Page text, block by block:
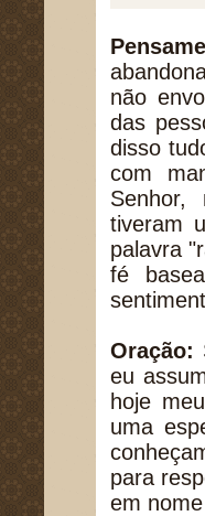
não
das
disso
com
Senhor,
tiveram
palavra
fé
Oração:
eu
hoje
uma
para
em